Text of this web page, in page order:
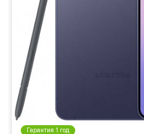
Гарантия 1 год